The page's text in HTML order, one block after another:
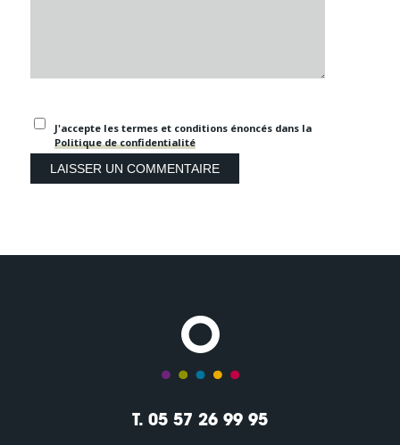
J'accepte les termes et conditions énoncés dans la
Politique de confidentialité
T. 05 57 26 99 95